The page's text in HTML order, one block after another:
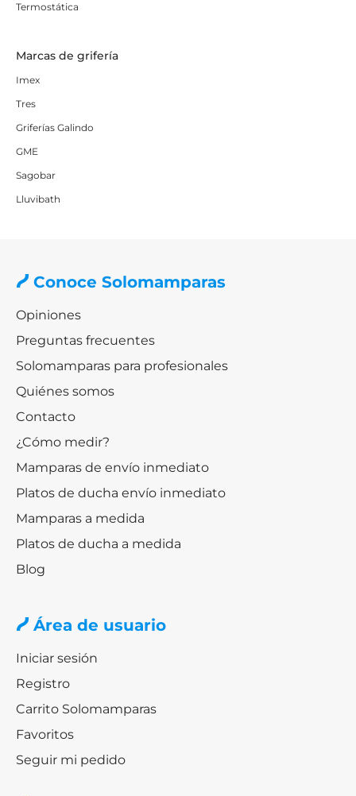
Termostática
Marcas de grifería
Imex
Tres
Griferías Galindo
GME
Sagobar
Lluvibath
Conoce Solomamparas
Opiniones
Preguntas frecuentes
Solomamparas para profesionales
Quiénes somos
Contacto
¿Cómo medir?
Mamparas de envío inmediato
Platos de ducha envío inmediato
Mamparas a medida
Platos de ducha a medida
Blog
Área de usuario
Iniciar sesión
Registro
Carrito Solomamparas
Favoritos
Seguir mi pedido